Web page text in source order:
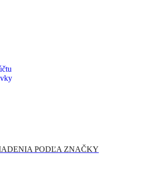
PODĽA ZNAČKY